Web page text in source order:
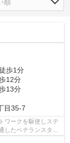
歩1分
12分
13分
目35-7
ワークを駆使しステ
したベテランスタッ